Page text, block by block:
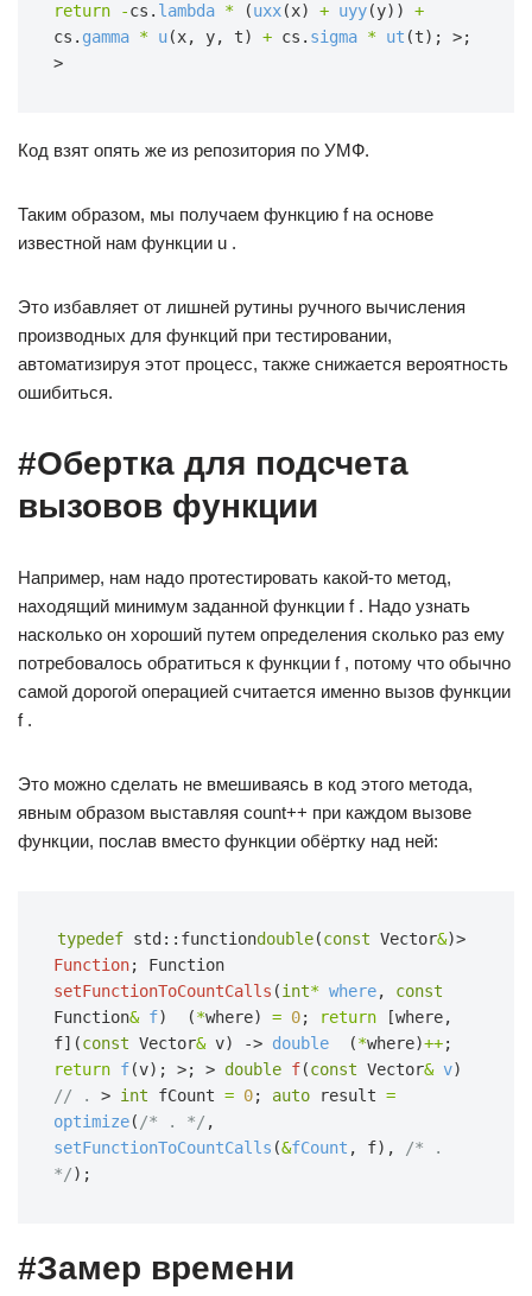
return -cs. lambda * (uxx(x) + uyy(y))
+
cs. gamma * u(x, y, t) + cs. sigma * ut (t);
>;
>
Код взят опять же из репозитория по УМФ.
Таким образом, мы получаем функцию f на основе
известной нам функции u .
Это избавляет от лишней рутины ручного вычисления
производных для функций при тестировании,
автоматизируя этот процесс, также снижается вероятность
ошибиться.
#Обертка для подсчета
вызовов функции
Например, нам надо протестировать какой-то метод,
находящий минимум заданной функции f . Надо узнать
насколько он хороший путем определения сколько раз ему
потребовалось обратиться к функции f , потому что обычно
самой дорогой операцией считается именно вызов функции
f .
Это можно сделать не вмешиваясь в код этого метода,
явным образом выставляя count++ при каждом вызове
функции, послав вместо функции обёртку над ней:
typedef std::functiondouble(const Vector&)>
Function;
Function
setFunctionToCountCalls (int* where,
const
Function& f) (*where) = 0; return
[where,
f](const Vector& v) -> double (*where)++;
return f(v); >; > double f(const Vector& v
// .
> int fCount = 0; auto result =
optimize( /* . */ ,
setFunctionToCountCalls (&fCount , f),
/* .
*/);
#Замер времени